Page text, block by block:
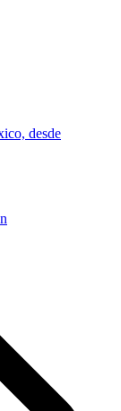
desde